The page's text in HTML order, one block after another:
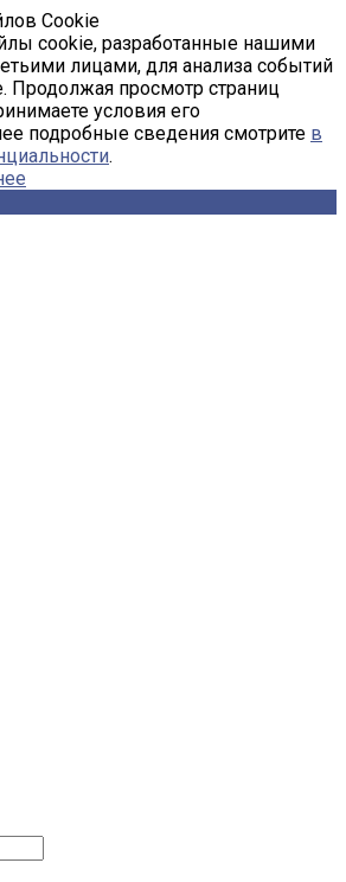
Cookie
cookie, разработанные нашими
лицами, для анализа событий
Продолжая просмотр страниц
условия его
подробные сведения смотрите в
.